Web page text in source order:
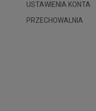
USTAWIENIA KONTA
PRZECHOWALNIA